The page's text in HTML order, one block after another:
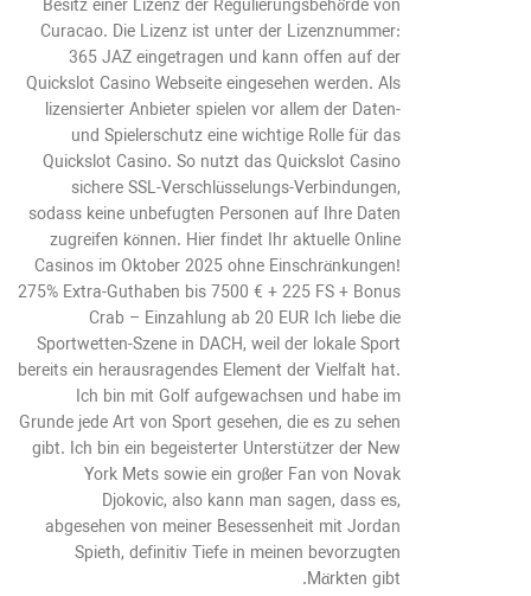
Besitz einer Lizenz der Regulierungsbehörde von
Curacao. Die Lizenz ist unter der Lizenznummer:
365 JAZ eingetragen und kann offen auf der
Quickslot Casino Webseite eingesehen werden. Als
lizensierter Anbieter spielen vor allem der Daten-
und Spielerschutz eine wichtige Rolle für das
Quickslot Casino. So nutzt das Quickslot Casino
sichere SSL-Verschlüsselungs-Verbindungen,
sodass keine unbefugten Personen auf Ihre Daten
zugreifen können. Hier findet Ihr aktuelle Online
Casinos im Oktober 2025 ohne Einschränkungen!
275% Extra-Guthaben bis 7500 € + 225 FS + Bonus
Crab – Einzahlung ab 20 EUR Ich liebe die
Sportwetten-Szene in DACH, weil der lokale Sport
bereits ein herausragendes Element der Vielfalt hat.
Ich bin mit Golf aufgewachsen und habe im
Grunde jede Art von Sport gesehen, die es zu sehen
gibt. Ich bin ein begeisterter Unterstützer der New
York Mets sowie ein großer Fan von Novak
Djokovic, also kann man sagen, dass es,
abgesehen von meiner Besessenheit mit Jordan
Spieth, definitiv Tiefe in meinen bevorzugten
Märkten gibt.